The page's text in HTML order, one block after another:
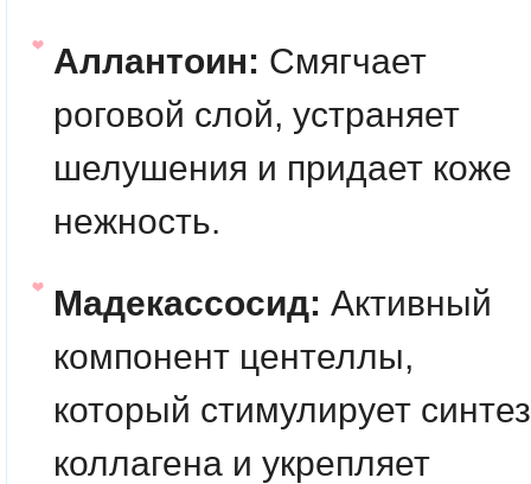
Аллантоин: Смягчает
роговой слой, устраняет
шелушения и придает коже
нежность.
Мадекассосид: Активный
компонент центеллы,
который стимулирует синтез
коллагена и укрепляет